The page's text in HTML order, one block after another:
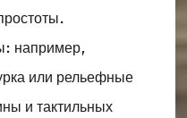
например,
или рельефные
и тактильных